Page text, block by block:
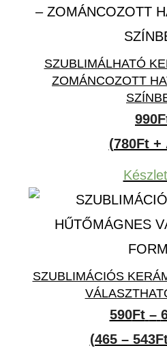
SZUBLIMÁLHATÓ
ZOMÁNCOZOTT
990
(780Ft +
SZUBLIMÁCIÓS
590Ft –
(465 –